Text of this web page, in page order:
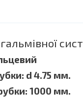
d 4.75 мм.
1000 мм.